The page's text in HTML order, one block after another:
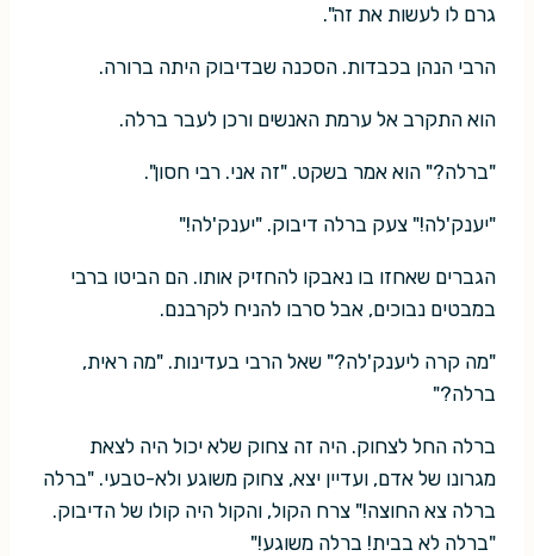
גרם לו לעשות את זה".
הרבי הנהן בכבדות. הסכנה שבדיבוק היתה ברורה.
הוא התקרב אל ערמת האנשים ורכן לעבר ברלה.
"ברלה?" הוא אמר בשקט. "זה אני. רבי חסון".
"יענק'לה!" צעק ברלה דיבוק. "יענק'לה!"
הגברים שאחזו בו נאבקו להחזיק אותו. הם הביטו ברבי
במבטים נבוכים, אבל סרבו להניח לקרבנם.
"מה קרה ליענק'לה?" שאל הרבי בעדינות. "מה ראית,
ברלה?"
ברלה החל לצחוק. היה זה צחוק שלא יכול היה לצאת
מגרונו של אדם, ועדיין יצא, צחוק משוגע ולא-טבעי. "ברלה
ברלה צא החוצה!" צרח הקול, והקול היה קולו של הדיבוק.
"ברלה לא בבית! ברלה משוגע!"